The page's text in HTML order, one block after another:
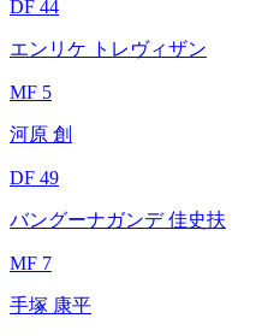
DF 44
エンリケ トレヴィザン
MF 5
河原 創
DF 49
バングーナガンデ 佳史扶
MF 7
手塚 康平